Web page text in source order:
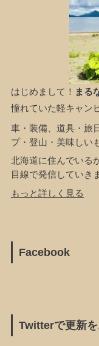
はじめまして！ まる
憧れていた軽キャン
車・装備、道具・旅
プ・登山・美味しい
北海道に住んでいる
目線で発信していき
もっと詳しく見る
Facebook
Twitterで更新を